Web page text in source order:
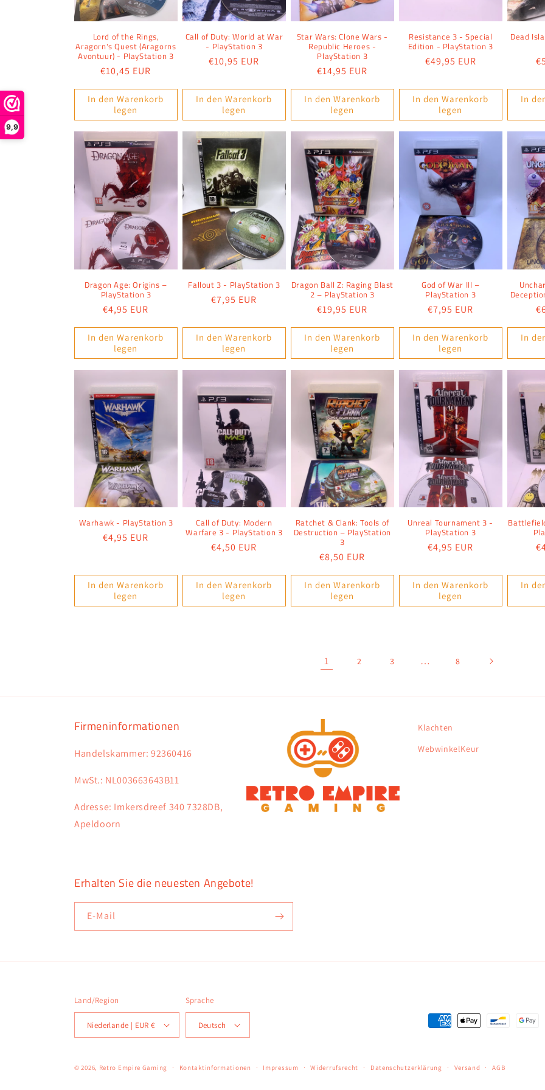
9,9
Lord of the Rings,
Aragorn's Quest (Aragorns
Avontuur) - PlayStation 3
Normaler
€10,45 EUR
In den Warenkorb
legen
Call of Duty: World at War
- PlayStation 3
Normaler
€10,95 EUR
In den Warenkorb
legen
Star Wars: Clone Wars -
Republic Heroes -
PlayStation 3
Normaler
€14,95 EUR
In den Warenkorb
legen
Resistance 3 - Special
Edition - PlayStation 3
Normaler
€49,95 EUR
In den Warenkorb
legen
Dead
In
Dragon Age: Origins –
PlayStation 3
Normaler
€4,95 EUR
In den Warenkorb
legen
Fallout 3 - PlayStation 3
Normaler
€7,95 EUR
In den Warenkorb
legen
Dragon Ball Z: Raging Blast
2 – PlayStation 3
Normaler
€19,95 EUR
In den Warenkorb
legen
God of War III –
PlayStation 3
Normaler
€7,95 EUR
In den Warenkorb
legen
In
Warhawk - PlayStation 3
Normaler
€4,95 EUR
In den Warenkorb
legen
Call of Duty: Modern
Warfare 3 - PlayStation 3
Normaler
€4,50 EUR
In den Warenkorb
legen
Ratchet & Clank: Tools of
Destruction – PlayStation
3
Normaler
Preis
€8,50 EUR
In den Warenkorb
legen
Unreal Tournament 3 -
PlayStation 3
Normaler
€4,95 EUR
In den Warenkorb
legen
In
1 2 3 … 8
Firmeninformationen
Handelskammer: 92360416
MwSt.: NL003663643B11
Adresse: Imkersdreef 340 7328DB,
Apeldoorn
Klachten
WebwinkelKeur
Erhalten Sie die neuesten Angebote!
E-Mail
Land/Region
Niederlande | EUR €
Sprache
Deutsch Zahlungsmethoden
© 2026, Retro Empire Gaming Kontaktinformationen Impressum Widerrufsrecht Datenschutzerklärung Versand AGB